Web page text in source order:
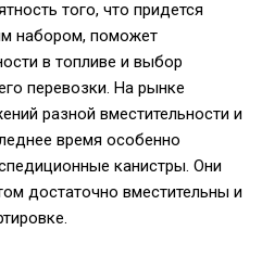
того, что придется
набором, поможет
в топливе и выбор
перевозки. На рынке
разной вместительности и
время особенно
канистры. Они
достаточно вместительны и